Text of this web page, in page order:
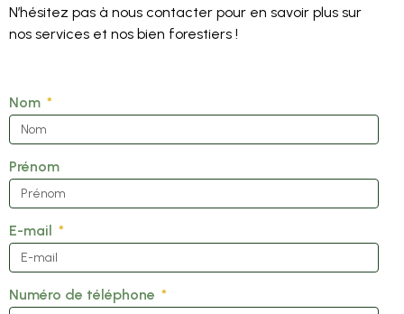
N’hésitez pas à nous contacter pour en savoir plus sur
nos services et nos bien forestiers !
Nom
Prénom
E-mail
Numéro de téléphone